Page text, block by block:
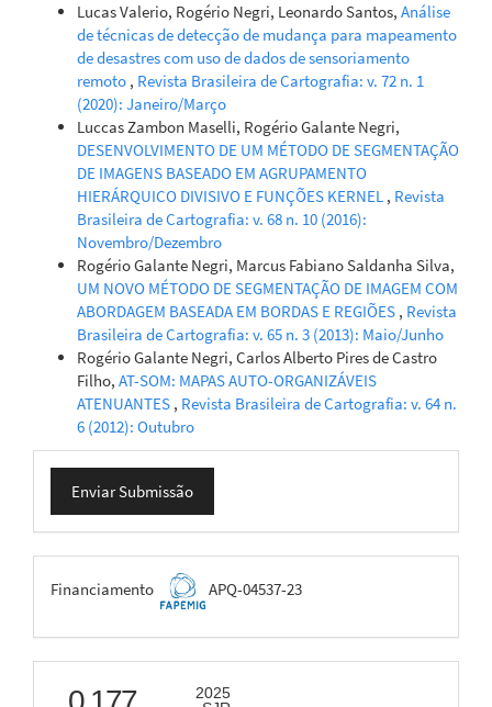
Lucas Valerio, Rogério Negri, Leonardo Santos, Análise
de técnicas de detecção de mudança para mapeamento
de desastres com uso de dados de sensoriamento
remoto , Revista Brasileira de Cartografia: v. 72 n. 1
(2020): Janeiro/Março
Luccas Zambon Maselli, Rogério Galante Negri,
DESENVOLVIMENTO DE UM MÉTODO DE SEGMENTAÇÃO
DE IMAGENS BASEADO EM AGRUPAMENTO
HIERÁRQUICO DIVISIVO E FUNÇÕES KERNEL , Revista
Brasileira de Cartografia: v. 68 n. 10 (2016):
Novembro/Dezembro
Rogério Galante Negri, Marcus Fabiano Saldanha Silva,
UM NOVO MÉTODO DE SEGMENTAÇÃO DE IMAGEM COM
ABORDAGEM BASEADA EM BORDAS E REGIÕES , Revista
Brasileira de Cartografia: v. 65 n. 3 (2013): Maio/Junho
Rogério Galante Negri, Carlos Alberto Pires de Castro
Filho, AT-SOM: MAPAS AUTO-ORGANIZÁVEIS
ATENUANTES , Revista Brasileira de Cartografia: v. 64 n.
6 (2012): Outubro
Enviar
Submissão
Enviar Submissão
FAPEMIG
Financiamento APQ-04537-23
scimago
2025